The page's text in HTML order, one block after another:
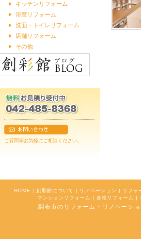
キッチンリフォーム
浴室リフォーム
洗面・トイレリフォーム
店舗リフォーム
その他
ご質問等お気軽にご相談ください。
HOME | 創彩館について | リノベーション | リフォ
マンションリフォーム
| 各種リフォーム |
調布市のリフォーム・リノベー